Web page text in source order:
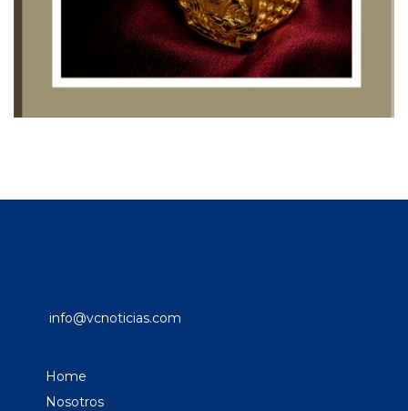
info@vcnoticias.com
Home
Nosotros